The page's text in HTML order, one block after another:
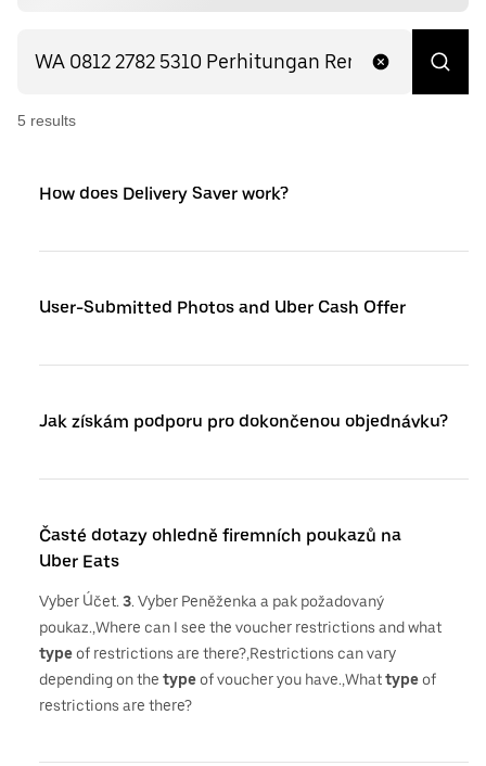
5 results
How does Delivery Saver work?
User-Submitted Photos and Uber Cash Offer
Jak získám podporu pro dokončenou objednávku?
Časté dotazy ohledně firemních poukazů na
Uber Eats
Vyber Účet. 3. Vyber Peněženka a pak požadovaný
poukaz.,Where can I see the voucher restrictions and what
typeof restrictions are there?,Restrictions can vary
depending on the typeof voucher you have.,Whattypeof
restrictions are there?